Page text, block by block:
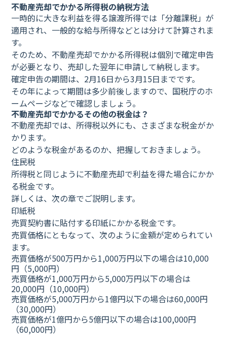
不動産売却でかかる所得税の納税方法
一時的に大きな利益を得る譲渡所得では「分離課税」が
適用され、一般的な給与所得などとは分けて計算されま
す。
そのため、不動産売却でかかる所得税は個別で確定申告
が必要となり、売却した翌年に申請して納税します。
確定申告の期間は、2月16日から3月15日までです。
その年によって期間は多少前後しますので、国税庁のホ
ームページなどで確認しましょう。
不動産売却でかかるその他の税金は？
不動産売却では、所得税以外にも、さまざまな税金がか
かります。
どのような税金があるのか、把握しておきましょう。
住民税
所得税と同じように不動産売却で利益を得た場合にかか
る税金です。
詳しくは、次の章でご説明します。
印紙税
売買契約書に貼付する印紙にかかる税金です。
売買価格にともなって、次のように金額が定められてい
ます。
売買価格が500万円から1,000万円以下の場合は10,000
円（5,000円）
売買価格が1,000万円から5,000万円以下の場合は
20,000円（10,000円）
売買価格が5,000万円から1億円以下の場合は60,000円
（30,000円）
売買価格が1億円から5億円以下の場合は100,000円
（60,000円）